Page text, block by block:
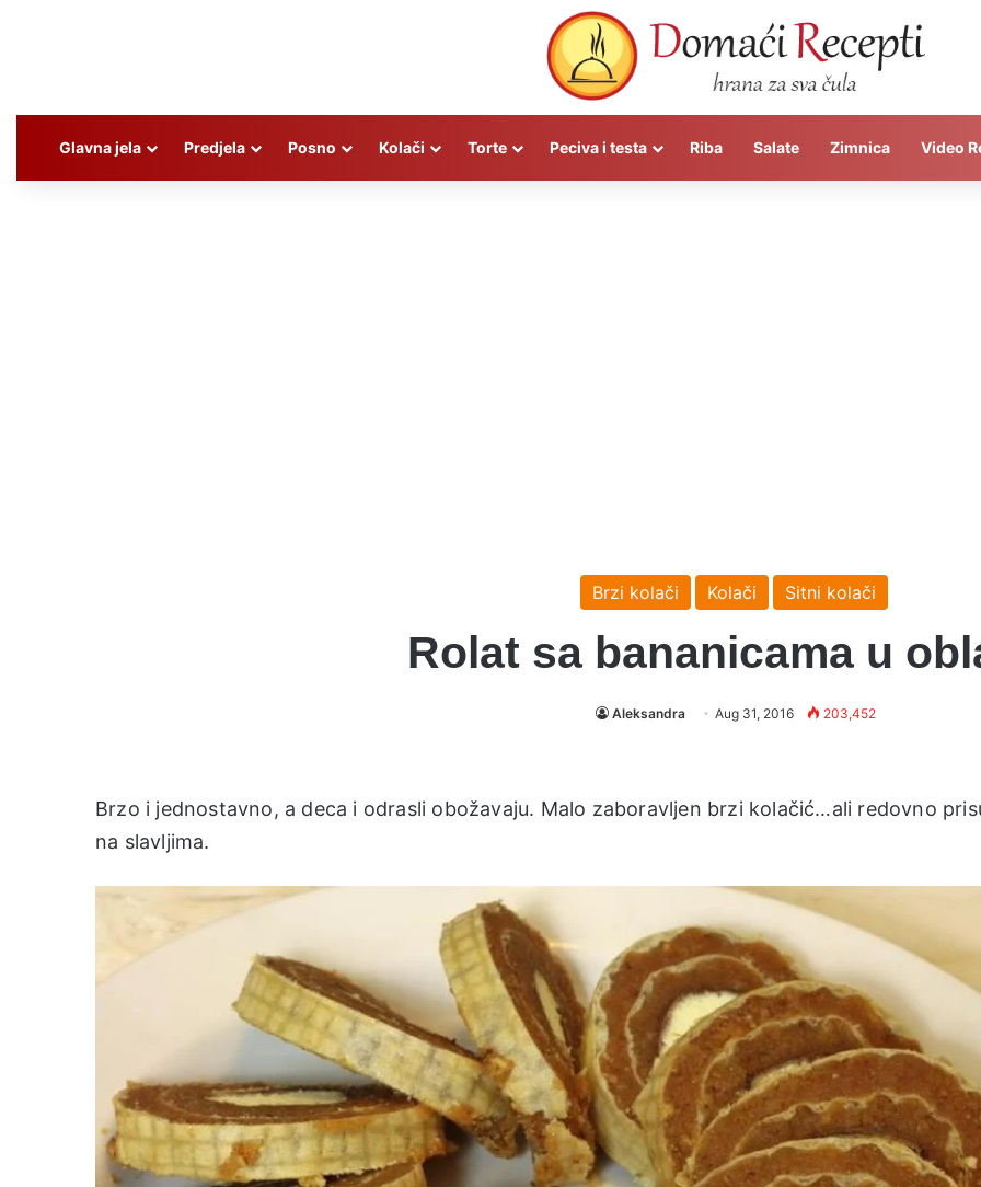
Glavna jela Predjela Posno Kolači Torte Peciva i testa Riba Salate Zimnica Video
Brzi kolači Kolači Sitni kolači
Rolat sa bananicama u
Aleksandra Aug 31, 2016 203,452
Brzo i jednostavno, a deca i odrasli obožavaju. Malo zaboravljen brzi kolačić…ali redovno
na slavljima.